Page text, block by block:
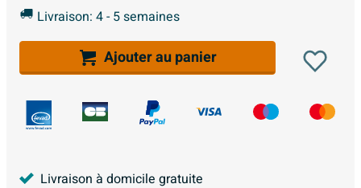
Livraison: 4 - 5 semaines
Ajouter au panier
Livraison à domicile gratuite